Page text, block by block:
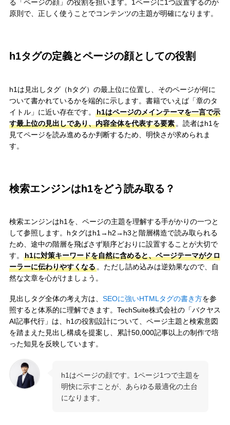
る「ページの顔」の役割を担います。1ページに1つ設置するのが
原則で、正しく使うことでコンテンツの主題が明確になります。
h1タグの定義とページの顔としての役割
h1は見出しタグ（hタグ）の最上位に位置し、そのページが何に
ついて書かれているかを端的に示します。書籍でいえば「章のタ
イトル」に近い存在です。
h1はページのメインテーマを一言で示
す最上位の見出しであり、内容全体を代表する要素。読者はh1を
見てページを読み進めるか判断するため、明快さが求められま
す。
検索エンジンはh1をどう読み取る？
検索エンジンはh1を、ページの主題を理解する手がかりの一つと
して参照します。hタグはh1→h2→h3と階層構造で読み取られる
ため、途中の階層を飛ばさず順序どおりに設置することが大切で
す。
h1に対策キーワードを自然に含めると、ページテーマがクロ
ーラーに伝わりやすくなる。ただし詰め込みは逆効果なので、自
然な文章を心がけましょう。
見出しタグ全体の考え方は、 SEOに強いHTMLタグの書き方を参
照すると体系的に理解できます。TechSuite株式会社の「バクヤス
AI記事代行」は、h1の役割設計について、ページ主題と検索意図
を踏まえた見出し構成を提案し、累計50,000記事以上の制作で培
った知見を反映しています。
h1はページの顔です。1ページ1つで主題を
明快に示すことが、あらゆる最適化の土台
になります。